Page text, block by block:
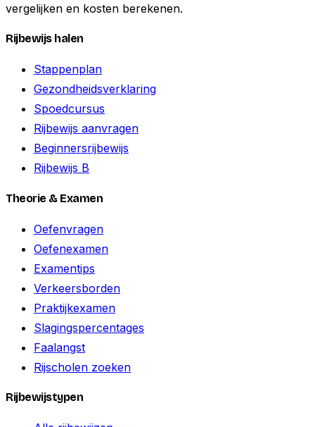
vergelijken en kosten berekenen.
Rijbewijs halen
Stappenplan
Gezondheidsverklaring
Spoedcursus
Rijbewijs aanvragen
Beginnersrijbewijs
Rijbewijs B
Theorie & Examen
Oefenvragen
Oefenexamen
Examentips
Verkeersborden
Praktijkexamen
Slagingspercentages
Faalangst
Rijscholen zoeken
Rijbewijstypen